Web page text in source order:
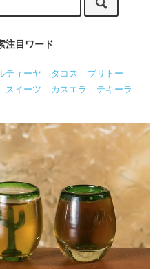
注目ワード
ティーヤ タコス
ブリトー
スイーツ カスエラ テキーラ